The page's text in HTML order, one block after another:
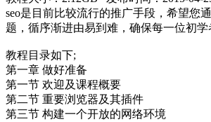
seo是目前比较流行的推广手段，希望您
题，循序渐进由易到难，确保每一位初
教程目录如下;
第一章 做好准备
第一节 欢迎及课程概要
第二节 重要浏览器及其插件
第三节 构建一个开放的网络环境